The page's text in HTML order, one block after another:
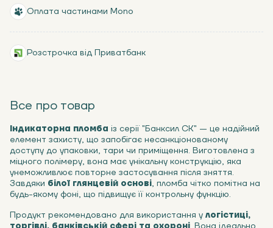
Все про товар
Індикаторна пломба із серії "Банксил СК" — це надійний
елемент захисту, що запобігає несанкціонованому
доступу до упаковки, тари чи приміщення. Виготовлена з
міцного полімеру, вона має унікальну конструкцію, яка
унеможливлює повторне застосування після зняття.
Завдяки білої глянцевій основі, пломба чітко помітна на
будь-якому фоні, що підвищує її контрольну функцію.
Продукт рекомендовано для використання у логістиці,
Оплата частинами Mono
Розстрочка від Приватбанк